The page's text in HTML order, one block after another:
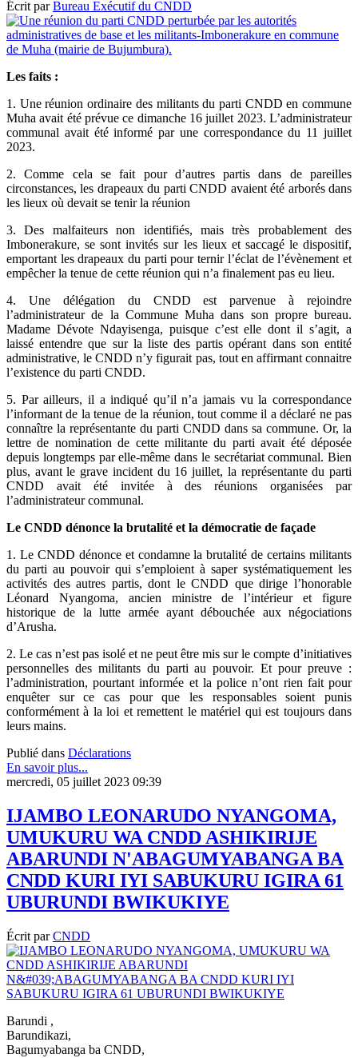
Écrit parBureau Exécutif du CNDD
Les faits :
1. Une réunion ordinaire des militants du parti CNDD en commune
Muha avait été prévue ce dimanche 16 juillet 2023. L’administrateur
communal avait été informé par une correspondance du 11 juillet
2023.
2. Comme cela se fait pour d’autres partis dans de pareilles
circonstances, les drapeaux du parti CNDD avaient été arborés dans
les lieux où devait se tenir la réunion
3. Des malfaiteurs non identifiés, mais très probablement des
Imbonerakure, se sont invités sur les lieux et saccagé le dispositif,
emportant les drapeaux du parti pour ternir l’éclat de l’évènement et
empêcher la tenue de cette réunion qui n’a finalement pas eu lieu.
4. Une délégation du CNDD est parvenue à rejoindre
l’administrateur de la Commune Muha dans son propre bureau.
Madame Dévote Ndayisenga, puisque c’est elle dont il s’agit, a
laissé entendre que sur la liste des partis opérant dans son entité
administrative, le CNDD n’y figurait pas, tout en affirmant connaitre
l’existence du parti CNDD.
5. Par ailleurs, il a indiqué qu’il n’a jamais vu la correspondance
l’informant de la tenue de la réunion, tout comme il a déclaré ne pas
connaître la représentante du parti CNDD dans sa commune. Or, la
lettre de nomination de cette militante du parti avait été déposée
depuis longtemps par elle-même dans le secrétariat communal. Bien
plus, avant le grave incident du 16 juillet, la représentante du parti
CNDD avait été invitée à des réunions organisées par
l’administrateur communal.
Le CNDD dénonce la brutalité et la démocratie de façade
1. Le CNDD dénonce et condamne la brutalité de certains militants
du parti au pouvoir qui s’emploient à saper systématiquement les
activités des autres partis, dont le CNDD que dirige l’honorable
Léonard Nyangoma, ancien ministre de l’intérieur et figure
historique de la lutte armée ayant débouchée aux négociations
d’Arusha.
2. Le cas n’est pas isolé et ne peut être mis sur le compte d’initiatives
personnelles des militants du parti au pouvoir. Et pour preuve :
l’administration, pourtant informée et la police n’ont rien fait pour
enquêter sur ce cas pour que les responsables soient punis
conformément à la loi et remettent le matériel qui est toujours dans
leurs mains.
Publié dans Déclarations
En savoir plus...
mercredi, 05 juillet 2023 09:39
IJAMBO LEONARUDO NYANGOMA,
UMUKURU WA CNDD ASHIKIRIJE
ABARUNDI N'ABAGUMYABANGA BA
CNDD KURI IYI SABUKURU IGIRA 61
UBURUNDI BWIKUKIYE
Écrit parCNDD
Barundi ,
Barundikazi,
Bagumyabanga ba CNDD,